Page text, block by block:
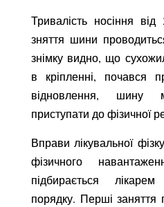
Тривалість носіння
зняття шини
знімку видно, що
в кріпленні, почався
відновлення, шину
приступати до фізичної
Вправи лікувальної
фізичного
підбирається
порядку. Перші заняття